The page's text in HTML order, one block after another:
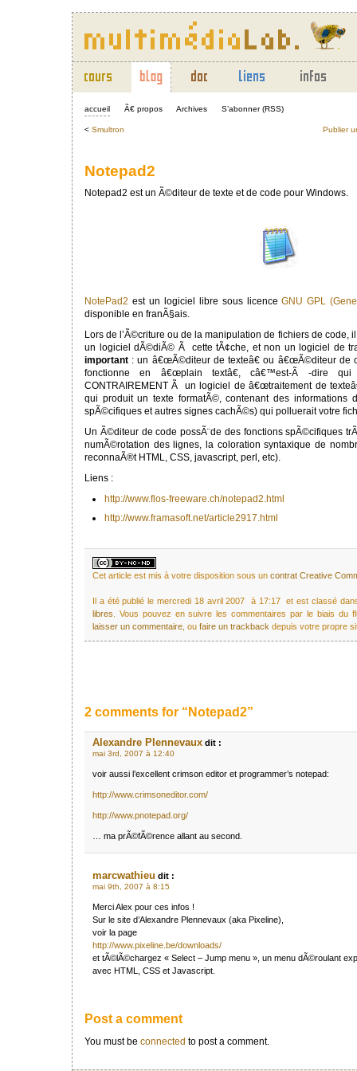
accueil Ã€ propos Archives S’abonner (RSS)
< Smultron Publier
Notepad2
Notepad2 est un Ã©diteur de texte et de code pour Windows.
NotePad2 est un logiciel libre sous licenceGNU GPL
disponible en franÃ§ais.
Lors de l’Ã©criture ou de la manipulation de fichiers de code,
un logiciel dÃ©diÃ© Ã cette tÃ¢che, et non un logiciel de
important : un â€œÃ©diteur de texteâ€ ou â€œÃ©diteur de
fonctionne en â€œplain textâ€, câ€™est-Ã -dire
CONTRAIREMENT Ã un logiciel de â€œtraitement de
qui produit un texte formatÃ©, contenant des informations
spÃ©cifiques et autres signes cachÃ©s) qui polluerait votre
Un Ã©diteur de code possÃ¨de des fonctions spÃ©cifiques
numÃ©rotation des lignes, la coloration syntaxique de
reconnaÃ®t HTML, CSS, javascript, perl, etc).
Liens :
http://www.flos-freeware.ch/notepad2.html
http://www.framasoft.net/article2917.html
Cet article est mis à votre disposition sous un contrat Creative
Il a été publié le mercredi 18 avril 2007 à 17:17 et est classé
libres . Vous pouvez en suivre les commentaires par le biais du
laisser un commentaire , ou faire un trackback depuis votre propre
2 comments for “Notepad2”
Alexandre Plennevaux dit :
mai 3rd, 2007 à 12:40
voir aussi l’excellent crimson editor et programmer’s notepad:
http://www.crimsoneditor.com/
http://www.pnotepad.org/
… ma prÃ©fÃ©rence allant au second.
marcwathieu dit :
mai 9th, 2007 à 8:15
Merci Alex pour ces infos !
Sur le site d’Alexandre Plennevaux (aka Pixeline),
voir la page
http://www.pixeline.be/downloads/
et tÃ©lÃ©chargez « Select – Jump menu », un menu dÃ©roulant
avec HTML, CSS et Javascript.
Post a comment
You must be connected to post a comment.